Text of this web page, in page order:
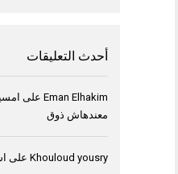
أحدث التعليقات
Eman Elhakim على
معندهاش ذوق
Khouloud yousry على